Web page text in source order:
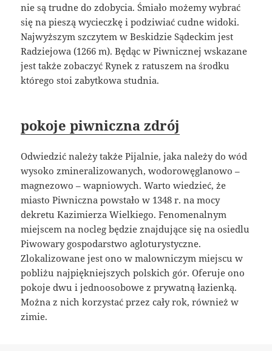
nie są trudne do zdobycia. Śmiało możemy wybrać
się na pieszą wycieczkę i podziwiać cudne widoki.
Najwyższym szczytem w Beskidzie Sądeckim jest
Radziejowa (1266 m). Będąc w Piwnicznej wskazane
jest także zobaczyć Rynek z ratuszem na środku
którego stoi zabytkowa studnia.
pokoje piwniczna zdrój
Odwiedzić należy także Pijalnie, jaka należy do wód
wysoko zmineralizowanych, wodorowęglanowo –
magnezowo – wapniowych. Warto wiedzieć, że
miasto Piwniczna powstało w 1348 r. na mocy
dekretu Kazimierza Wielkiego. Fenomenalnym
miejscem na nocleg będzie znajdujące się na osiedlu
Piwowary gospodarstwo agloturystyczne.
Zlokalizowane jest ono w malowniczym miejscu w
pobliżu najpiękniejszych polskich gór. Oferuje ono
pokoje dwu i jednoosobowe z prywatną łazienką.
Można z nich korzystać przez cały rok, również w
zimie.